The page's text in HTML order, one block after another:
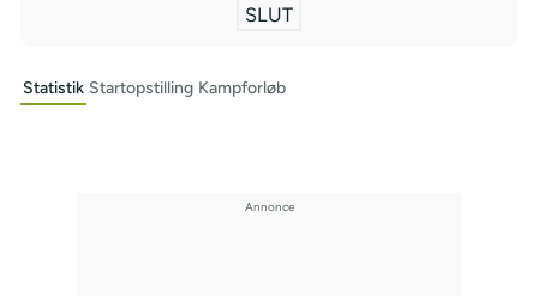
SLUT
Statistik Startopstilling Kampforløb